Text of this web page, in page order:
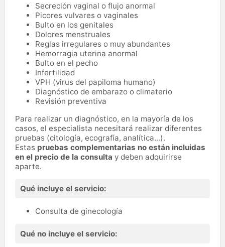
Secreción vaginal o flujo anormal
Picores vulvares o vaginales
Bulto en los genitales
Dolores menstruales
Reglas irregulares o muy abundantes
Hemorragia uterina anormal
Bulto en el pecho
Infertilidad
VPH (virus del papiloma humano)
Diagnóstico de embarazo o climaterio
Revisión preventiva
Para realizar un diagnóstico, en la mayoría de los
casos, el especialista necesitará realizar diferentes
pruebas (citología, ecografía, analítica...).
Estas pruebas complementarias no están incluidas
en el precio de la consulta y deben adquirirse
aparte.
Qué incluye el servicio:
Consulta de ginecología
Qué no incluye el servicio: